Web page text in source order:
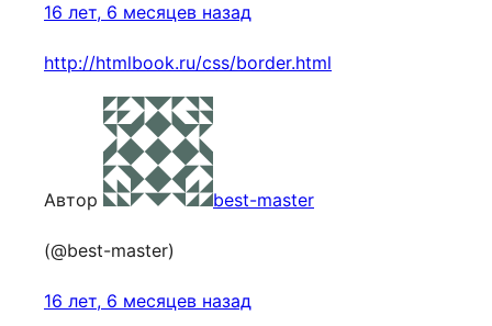
16 лет, 6 месяцев назад
http://htmlbook.ru/css/border.html
Автор best-master
(@best-master)
16 лет, 6 месяцев назад